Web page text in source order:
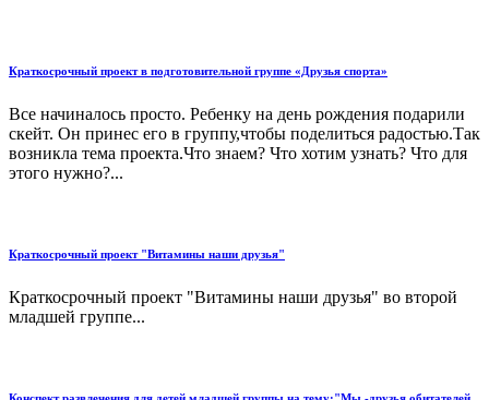
Краткосрочный проект в подготовительной группе «Друзья спорта»
Все начиналось просто. Ребенку на день рождения подарили
скейт. Он принес его в группу,чтобы поделиться радостью.Так
возникла тема проекта.Что знаем? Что хотим узнать? Что для
этого нужно?...
Краткосрочный проект "Витамины наши друзья"
Краткосрочный проект "Витамины наши друзья" во второй
младшей группе...